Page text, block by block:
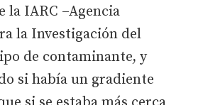
la IARC –Agencia
la Investigación del
de contaminante, y
si había un gradiente